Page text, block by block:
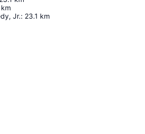
km
Jr.: 23.1 km